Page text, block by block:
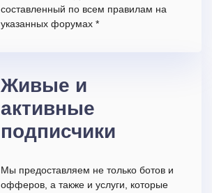
составленный по всем правилам на
указанных форумах *
Живые и
активные
подписчики
Мы предоставляем не только ботов и
офферов, а также и услуги, которые